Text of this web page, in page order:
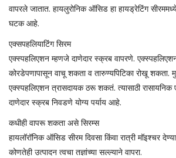
वापरले जातात. हायलुरोनिक ऑसिड हा हायड्रेटिंग
घटक आहे.
एक्सपहलियाटिंग सिरम
एक्स्पहलिएशन म्हणजे दाणेदार स्क्रब वापरणे.
कोरडेपणापासून वाचू शकता व तारुण्यपिटिका रोखू शकता.
एक्स्पहलिएशन त्रासदायक ठरू शकतं. त्यासाठी
दाणेदार स्क्रब निवडणे योग्य पर्याय आहे.
कधीही वापरू शकता असे सिरम्स
हायलॉरॉनिक ऑसिड सीरम दिवसा किंवा रात्री मॉइश्चर
कोणतेही उत्पादन त्वचा तज्ञांच्या सल्ल्याने वापरा.